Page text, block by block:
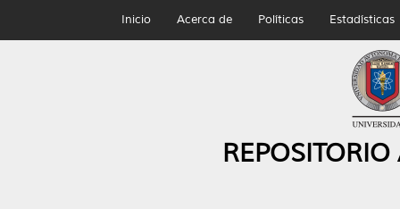
Inicio Acerca de Políticas Estadísticas